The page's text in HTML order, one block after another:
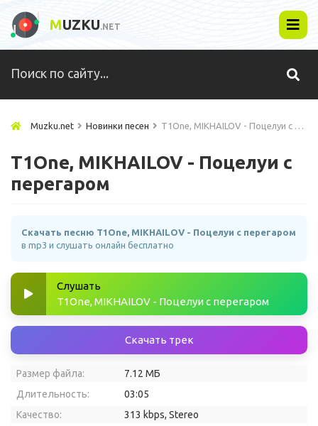
MUZKU.NET
Muzku.net Новинки песен T1One, MIKHAILOV - Поцелуи с перегаром
T1One, MIKHAILOV - Поцелуи с
перегаром
Скачать песню T1One, MIKHAILOV - Поцелуи с перегаром
в mp3 и слушать онлайн бесплатно
Слушать
T1One, MIKHAILOV - Поцелуи с перегаром
Скачать трек
Размер файла:
7.12 МБ
Длительность:
03:05
Качество:
313 kbps, Stereo